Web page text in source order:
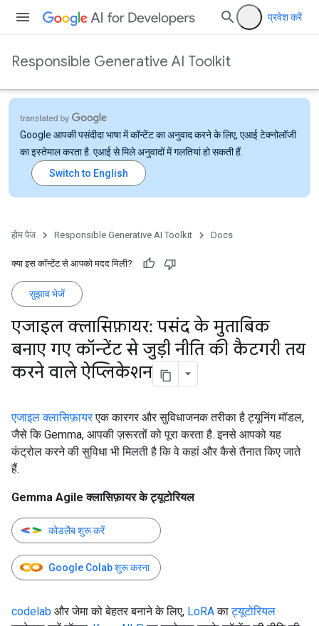
प्रवेश करें
Responsible Generative AI Toolkit
Google आपकी पसंदीदा भाषा में कॉन्टेंट का अनुवाद करने के लिए, एआई टेक्नोलॉजी
का इस्तेमाल करता है. एआई से मिले अनुवादों में गलतियां हो सकती हैं.
होम पेज Responsible Generative AI Toolkit Docs
क्या इस कॉन्टेंट से आपको मदद मिली?
सुझाव भेजें
एजाइल क्लासिफ़ायर: पसंद के मुताबिक
बनाए गए कॉन्टेंट से जुड़ी नीति की कैटगरी तय
करने वाले ऐप्लिकेशन
एजाइल क्लासिफ़ायरएक कारगर और सुविधाजनक तरीका है ट्यूनिंग मॉडल,
जैसे कि Gemma, आपकी ज़रूरतों को पूरा करता है. इनसे आपको यह
कंट्रोल करने की सुविधा भी मिलती है कि वे कहां और कैसे तैनात किए जाते
हैं.
Gemma Agile क्लासिफ़ायर के ट्यूटोरियल
कोडलैब शुरू करें
Google Colab शुरू करना
codelab और जेमा को बेहतर बनाने के लिए, LoRAकाट्यूटोरियल